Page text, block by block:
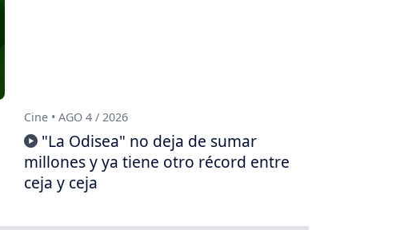
Cine • AGO 4 / 2026
"La Odisea" no deja de sumar
millones y ya tiene otro récord entre
ceja y ceja